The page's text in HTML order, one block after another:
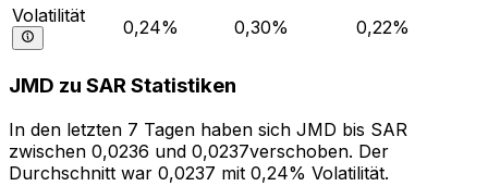
Volatilität
0,24% 0,30% 0,22%
JMD zu SAR Statistiken
In den letzten 7 Tagen haben sich JMD bis SAR
zwischen 0,0236 und 0,0237verschoben. Der
Durchschnitt war 0,0237 mit 0,24% Volatilität.